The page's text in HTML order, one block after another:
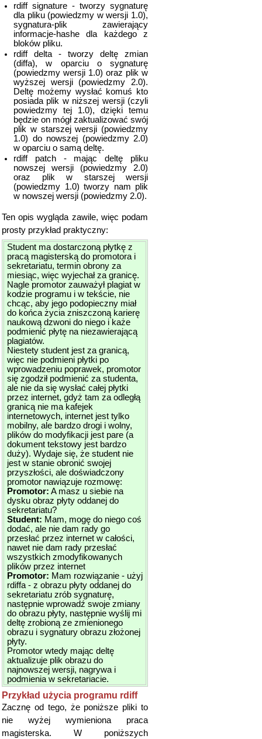
rdiff signature - tworzy sygnaturę
dla pliku (powiedzmy w wersji 1.0),
sygnatura-plik zawierający
informacje-hashe dla każdego z
bloków pliku.
rdiff delta - tworzy deltę zmian
(diffa), w oparciu o sygnaturę
(powiedzmy wersji 1.0) oraz plik w
wyższej wersji (powiedzmy 2.0).
Deltę możemy wysłać komuś kto
posiada plik w niższej wersji (czyli
powiedzmy tej 1.0), dzięki temu
będzie on mógł zaktualizować swój
plik w starszej wersji (powiedzmy
1.0) do nowszej (powiedzmy 2.0)
w oparciu o samą deltę.
rdiff patch - mając deltę pliku
nowszej wersji (powiedzmy 2.0)
oraz plik w starszej wersji
(powiedzmy 1.0) tworzy nam plik
w nowszej wersji (powiedzmy 2.0).
Ten opis wygląda zawile, więc podam
prosty przykład praktyczny:
Student ma dostarczoną płytkę z
pracą magisterską do promotora i
sekretariatu, termin obrony za
miesiąc, więc wyjechał za granicę.
Nagle promotor zauważył plagiat w
kodzie programu i w tekście, nie
chcąc, aby jego podopieczny miał
do końca życia zniszczoną karierę
naukową dzwoni do niego i każe
podmienić płytę na niezawierającą
plagiatów.
Niestety student jest za granicą,
więc nie podmieni płytki po
wprowadzeniu poprawek, promotor
się zgodził podmienić za studenta,
ale nie da się wysłać całej płytki
przez internet, gdyż tam za odległą
granicą nie ma kafejek
internetowych, internet jest tylko
mobilny, ale bardzo drogi i wolny,
plików do modyfikacji jest pare (a
dokument tekstowy jest bardzo
duży). Wydaje się, że student nie
jest w stanie obronić swojej
przyszłości, ale doświadczony
promotor nawiązuje rozmowę:
Promotor: A masz u siebie na
dysku obraz płyty oddanej do
sekretariatu?
Student: Mam, mogę do niego coś
dodać, ale nie dam rady go
przesłać przez internet w całości,
nawet nie dam rady przesłać
wszystkich zmodyfikowanych
plików przez internet
Promotor: Mam rozwiązanie - użyj
rdiffa - z obrazu płyty oddanej do
sekretariatu zrób sygnaturę,
następnie wprowadź swoje zmiany
do obrazu płyty, następnie wyślij mi
deltę zrobioną ze zmienionego
obrazu i sygnatury obrazu złożonej
płyty.
Promotor wtedy mając deltę
aktualizuje plik obrazu do
najnowszej wersji, nagrywa i
podmienia w sekretariacie.
Przykład użycia programu rdiff
Zacznę od tego, że poniższe pliki to
nie wyżej wymieniona praca
magisterska. W poniższych